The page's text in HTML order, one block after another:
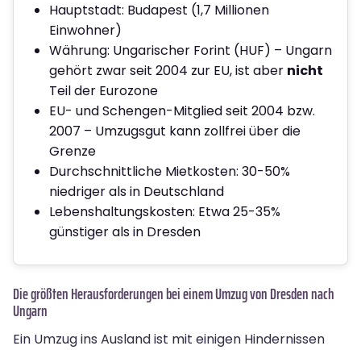
Hauptstadt: Budapest (1,7 Millionen
Einwohner)
Währung: Ungarischer Forint (HUF) – Ungarn
gehört zwar seit 2004 zur EU, ist aber nicht
Teil der Eurozone
EU- und Schengen-Mitglied seit 2004 bzw.
2007 – Umzugsgut kann zollfrei über die
Grenze
Durchschnittliche Mietkosten: 30-50%
niedriger als in Deutschland
Lebenshaltungskosten: Etwa 25-35%
günstiger als in Dresden
Die größten Herausforderungen bei einem Umzug von Dresden nach
Ungarn
Ein Umzug ins Ausland ist mit einigen Hindernissen